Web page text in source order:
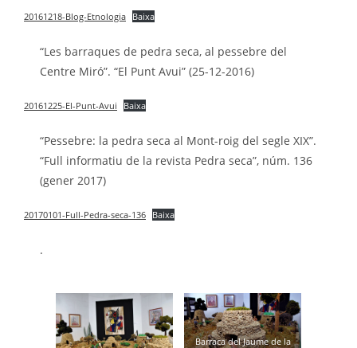
20161218-Blog-Etnologia Baixa
“Les barraques de pedra seca, al pessebre del
Centre Miró”. “El Punt Avui” (25-12-2016)
20161225-El-Punt-Avui Baixa
“Pessebre: la pedra seca al Mont-roig del segle XIX”.
“Full informatiu de la revista Pedra seca”, núm. 136
(gener 2017)
20170101-Full-Pedra-seca-136 Baixa
.
Barraca del Jaume de la